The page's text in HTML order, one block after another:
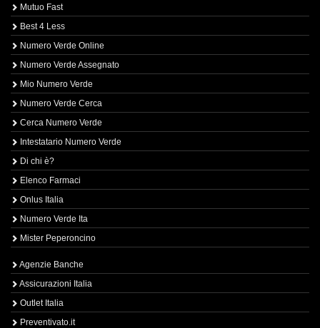
Mutuo Fast
Best 4 Less
Numero Verde Online
Numero Verde Assegnato
Mio Numero Verde
Numero Verde Cerca
Cerca Numero Verde
Intestatario Numero Verde
Di chi è?
Elenco Farmaci
Onlus Italia
Numero Verde Ita
Mister Peperoncino
Agenzie Banche
Assicurazioni Italia
Outlet Italia
Preventivato.it